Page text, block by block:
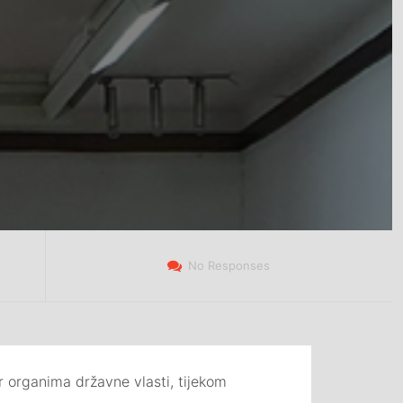
No Responses
organima državne vlasti, tijekom